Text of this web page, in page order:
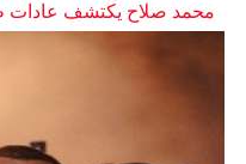
محمد صلاح يكتشف عادات